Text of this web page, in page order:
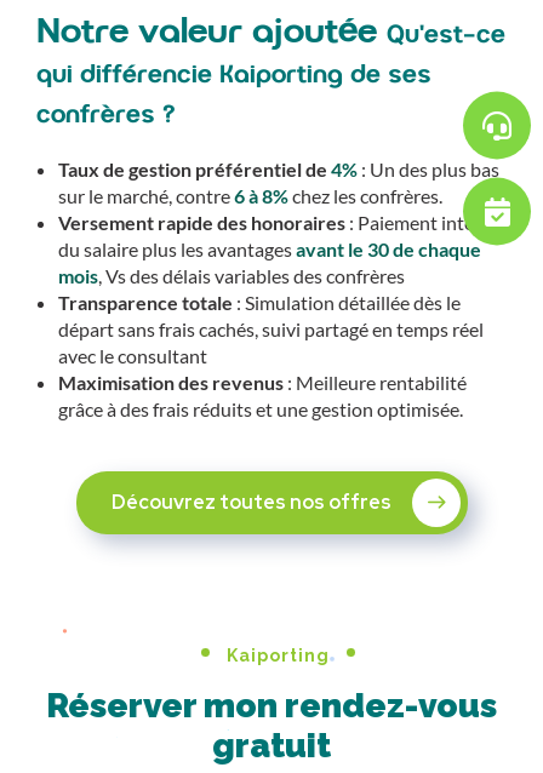
Notre valeur ajoutée Qu'est-ce
qui différencie Kaiporting de ses
confrères ?​
Taux de gestion préférentiel de 4% : Un des plus bas
sur le marché, contre6 à 8%chez les confrères.
Versement rapide des honoraires : Paiement intégral
du salaire plus les avantagesavant le 30 de chaque
mois, Vs des délais variables des confrères
Transparence totale : Simulation détaillée dès le
départ sans frais cachés, suivi partagé en temps réel
avec le consultant
Maximisation des revenus : Meilleure rentabilité
grâce à des frais réduits et une gestion optimisée.
Découvrez toutes nos offres
Kaiporting
Réserver mon rendez-vous
gratuit